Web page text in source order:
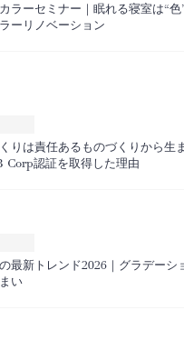
ラーセミナー｜眠れる寝室は“
ーリノベーション
りは責任あるものづくりから生
Corp認証を取得した理由
最新トレンド2026｜グラデーシ
い